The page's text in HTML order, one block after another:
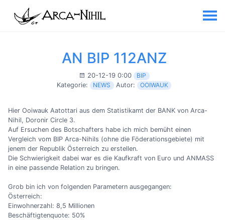
AN BIP 112ANZ
20-12-19 0:00
BIP
Kategorie:
NEWS Autor: OOIWAUK
Hier Ooiwauk Aatottari aus dem Statistikamt der BANK von Arca-
Nihil, Doronir Circle 3.
Auf Ersuchen des Botschafters habe ich mich bemüht einen
Vergleich vom BIP Arca-Nihils (ohne die Föderationsgebiete) mit
jenem der Republik Österreich zu erstellen.
Die Schwierigkeit dabei war es die Kaufkraft von Euro und ANMASS
in eine passende Relation zu bringen.
Grob bin ich von folgenden Parametern ausgegangen:
Österreich:
Einwohnerzahl: 8,5 Millionen
Beschäftigtenquote: 50%